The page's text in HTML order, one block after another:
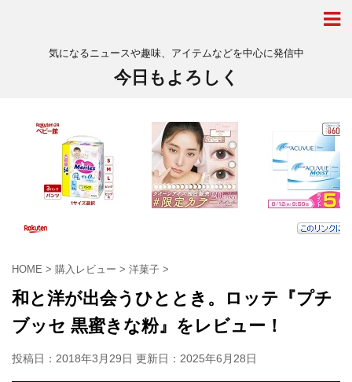
気になるニュースや趣味、アイテムなどを中心に発信中
今日もよろしく
HOME > 購入レビュー > 洋菓子 >
和と洋が出会うひととき。ロッテ『プチ
ブッセ 黒蜜きな粉』をレビュー！
投稿日：2018年3月29日 更新日： 2025年6月28日